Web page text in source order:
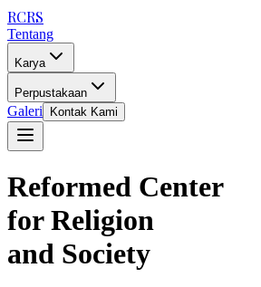
RCRS
Tentang
Karya
Perpustakaan
Galeri Kontak Kami
Reformed Center
for Religion
and Society